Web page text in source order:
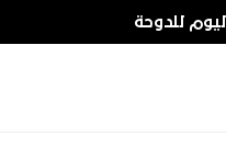
للدوحة